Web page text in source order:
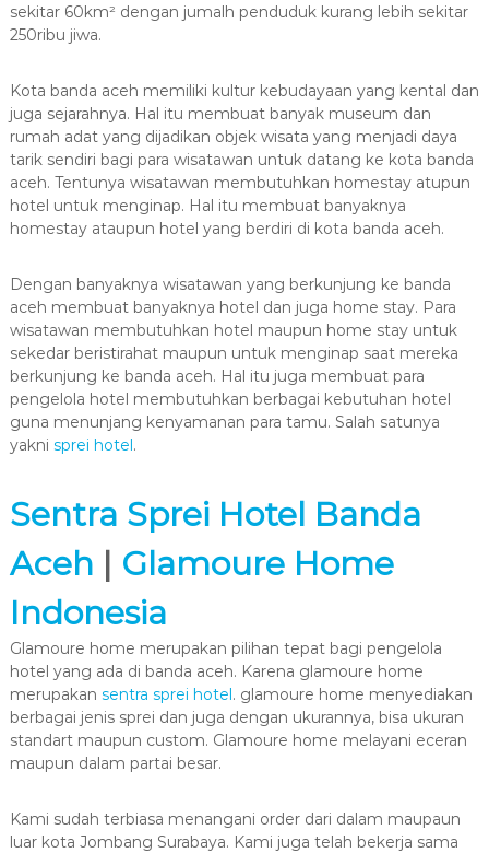
sekitar 60km² dengan jumalh penduduk kurang lebih sekitar
250ribu jiwa.
Kota banda aceh memiliki kultur kebudayaan yang kental dan
juga sejarahnya. Hal itu membuat banyak museum dan
rumah adat yang dijadikan objek wisata yang menjadi daya
tarik sendiri bagi para wisatawan untuk datang ke kota banda
aceh. Tentunya wisatawan membutuhkan homestay atupun
hotel untuk menginap. Hal itu membuat banyaknya
homestay ataupun hotel yang berdiri di kota banda aceh.
Dengan banyaknya wisatawan yang berkunjung ke banda
aceh membuat banyaknya hotel dan juga home stay. Para
wisatawan membutuhkan hotel maupun home stay untuk
sekedar beristirahat maupun untuk menginap saat mereka
berkunjung ke banda aceh. Hal itu juga membuat para
pengelola hotel membutuhkan berbagai kebutuhan hotel
guna menunjang kenyamanan para tamu. Salah satunya
yakni sprei hotel.
Sentra Sprei Hotel Banda
Aceh | Glamoure Home
Indonesia
Glamoure home merupakan pilihan tepat bagi pengelola
hotel yang ada di banda aceh. Karena glamoure home
merupakan sentra sprei hotel. glamoure home menyediakan
berbagai jenis sprei dan juga dengan ukurannya, bisa ukuran
standart maupun custom. Glamoure home melayani eceran
maupun dalam partai besar.
Kami sudah terbiasa menangani order dari dalam maupaun
luar kota Jombang Surabaya. Kami juga telah bekerja sama